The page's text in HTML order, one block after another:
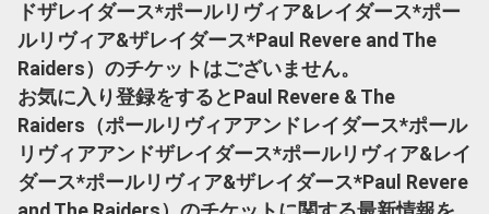
ドザレイダース*ポールリヴィア&レイダース*ポー
ルリヴィア&ザレイダース*Paul Revere and The
Raiders）のチケットはございません。
お気に入り登録をするとPaul Revere & The
Raiders（ポールリヴィアアンドレイダース*ポール
リヴィアアンドザレイダース*ポールリヴィア&レイ
ダース*ポールリヴィア&ザレイダース*Paul Revere